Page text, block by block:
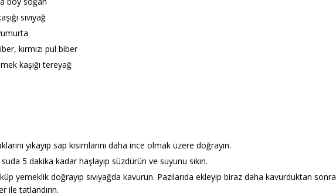
sıvıyağ
kırmızı pul biber
kaşığı tereyağ
yıkayıp sap kısımlarını daha ince olmak üzere doğrayın.
5 dakika kadar haşlayıp süzdürün ve suyunu sıkın.
yemeklik doğrayıp sıvıyağda kavurun. Pazılarıda ekleyip biraz daha kavurduktan sonra
ile tatlandırın.